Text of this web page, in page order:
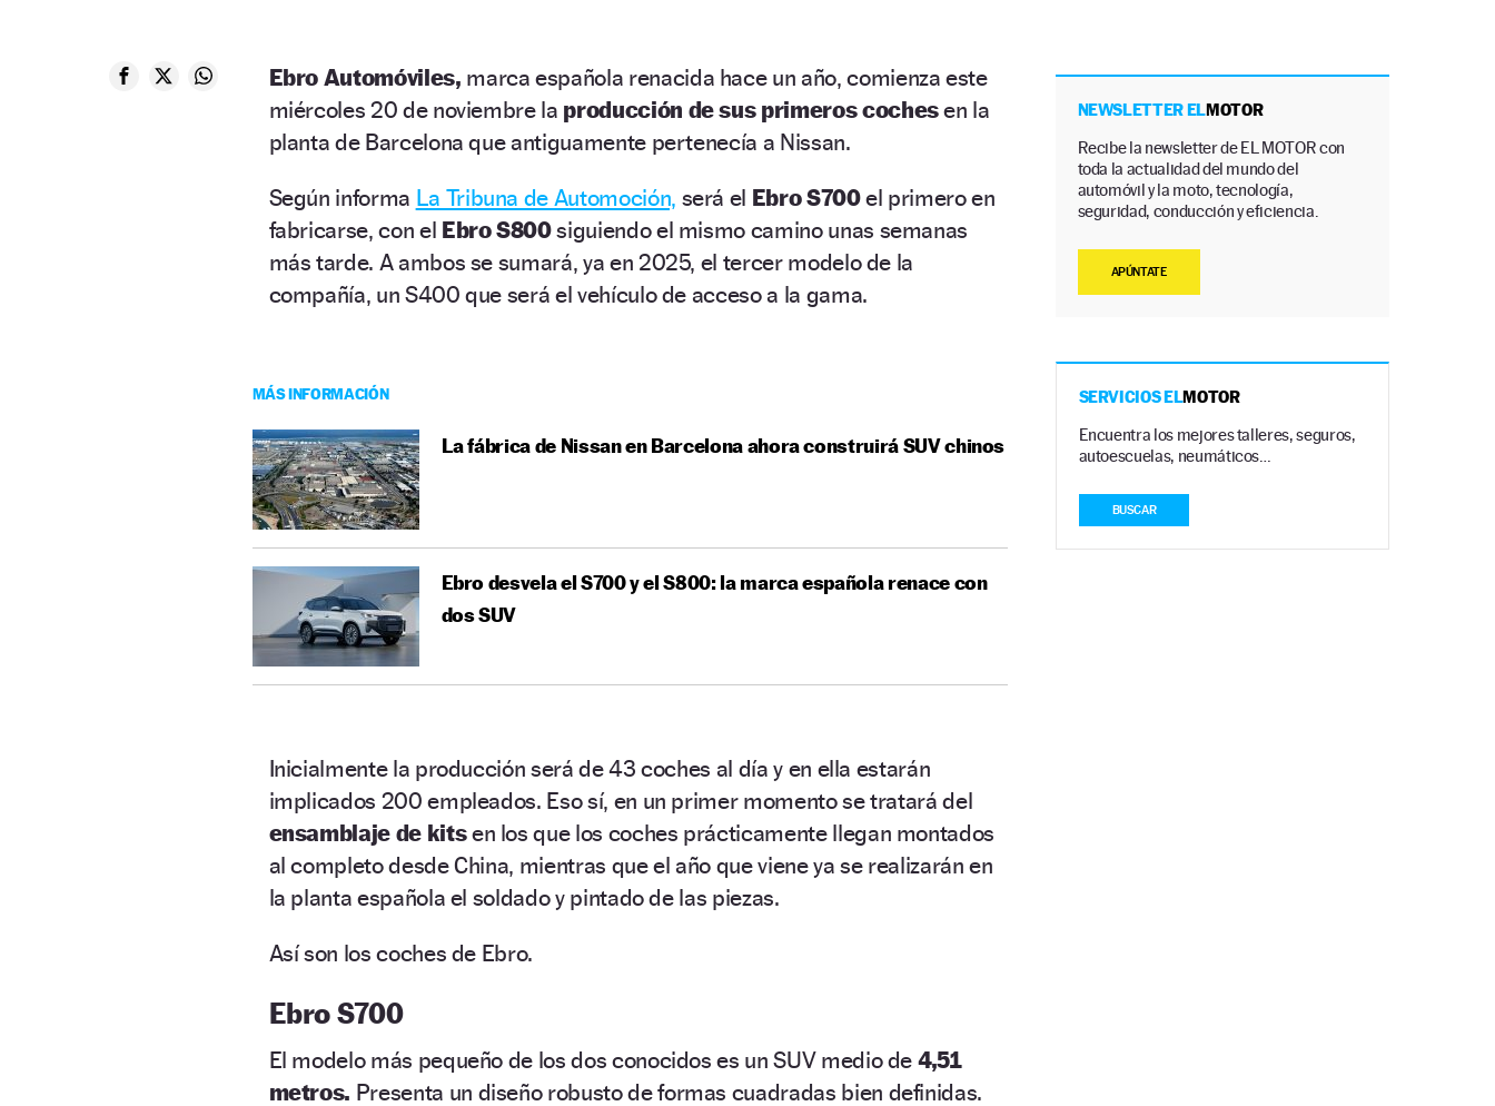
Ebro Automóviles, marca española renacida hace un año, comienza este
miércoles 20 de noviembre la producción de sus primeros cochesen la
planta de Barcelona que antiguamente pertenecía a Nissan.
Según informa La Tribuna de Automoción, será el Ebro S700el primero en
fabricarse, con el Ebro S800siguiendo el mismo camino unas semanas
más tarde. A ambos se sumará, ya en 2025, el tercer modelo de la
compañía, un S400 que será el vehículo de acceso a la gama.
MÁS INFORMACIÓN
La fábrica de Nissan en Barcelona ahora construirá SUV chinos
Ebro desvela el S700 y el S800: la marca española renace con
dos SUV
Inicialmente la producción será de 43 coches al día y en ella estarán
implicados 200 empleados. Eso sí, en un primer momento se tratará del
ensamblaje de kitsen los que los coches prácticamente llegan montados
al completo desde China, mientras que el año que viene ya se realizarán en
la planta española el soldado y pintado de las piezas.
Así son los coches de Ebro.
Ebro S700
El modelo más pequeño de los dos conocidos es un SUV medio de 4,51
metros. Presenta un diseño robusto de formas cuadradas bien definidas.
NEWSLETTER ELMOTOR
Recibe la newsletter de EL MOTOR con
toda la actualidad del mundo del
automóvil y la moto, tecnología,
seguridad, conducción y eficiencia.
APÚNTATE
SERVICIOS ELMOTOR
Encuentra los mejores talleres, seguros,
autoescuelas, neumáticos…
BUSCAR